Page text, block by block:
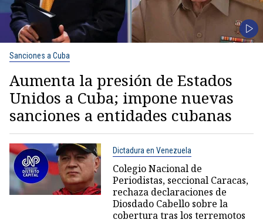
Sanciones a Cuba
Aumenta la presión de Estados
Unidos a Cuba; impone nuevas
sanciones a entidades cubanas
Dictadura en Venezuela
Colegio Nacional de
Periodistas, seccional Caracas,
rechaza declaraciones de
Diosdado Cabello sobre la
cobertura tras los terremotos